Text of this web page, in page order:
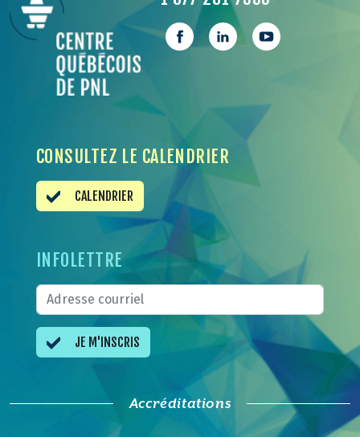
CONSULTEZ LE CALENDRIER
CALENDRIER
INFOLETTRE
JE M'INSCRIS
Accréditations